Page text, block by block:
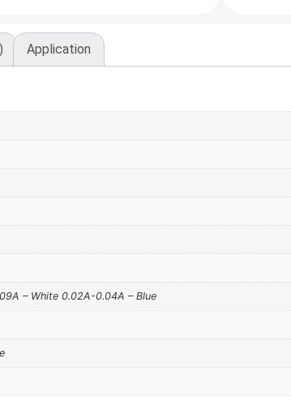
Application
– White 0.02A-0.04A – Blue